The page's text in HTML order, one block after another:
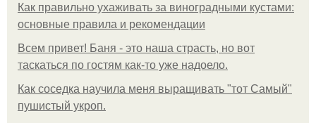
Как правильно ухаживать за виноградными кустами:
основные правила и рекомендации
Всем привет! Баня - это наша страсть, но вот
таскаться по гостям как-то уже надоело.
Как соседка научила меня выращивать "тот Самый"
пушистый укроп.